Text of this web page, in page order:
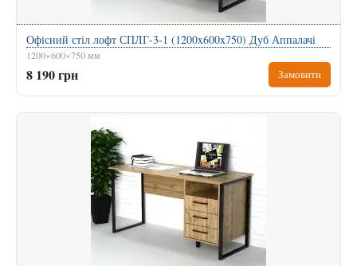
Офісний стіл лофт СПЛГ-3-1 (1200x600x750) Дуб Аппалачі
1200×600×750 мм
8 190 грн Замовити